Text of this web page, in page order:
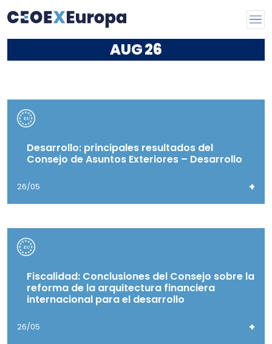
AUG26
Desarrollo: principales resultados del
Consejo de Asuntos Exteriores – Desarrollo
26/05 +
Fiscalidad: Conclusiones del Consejo sobre la
reforma de la arquitectura financiera
internacional para el desarrollo
26/05 +